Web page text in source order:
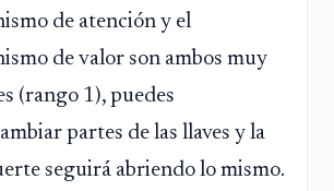
de atención y el
de valor son ambos muy
(rango 1), puedes
partes de las llaves y la
seguirá abriendo lo mismo.